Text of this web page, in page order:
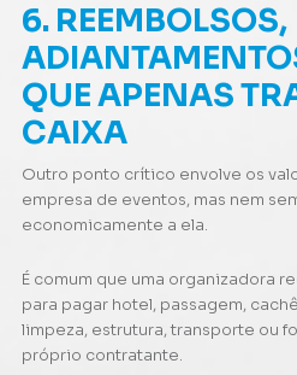
6. REEMBOLSOS,
QUE APENAS
CAIXA
Outro ponto crítico envolve os
empresa de eventos, mas nem
economicamente a ela.
É comum que uma organizadora
para pagar hotel, passagem,
limpeza, estrutura, transporte ou
próprio contratante.